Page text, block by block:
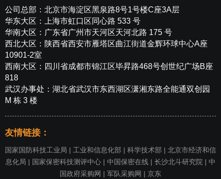
公司总部：北京市海淀区黑泉路8号1号楼C座3A层
华东大区：上海市虹口区同心路 533 号
华南大区：广东省广州市天河区天河北路 175 号
西北大区：陕西省西安市雁塔区曲江街道金辉环球中心A座
10901-2室
西南大区：四川省成都市锦江区毕昇路468号创世纪广场B座
818
武汉办事处：湖北省武汉市东西湖区潇湘东路全能通双创园
M 栋 3 楼
友情链接：
国家国防科技工业局 | 工业和信息化部 | 科学技术部 | 北京市经济和信
息化局 | 国家保密科技测评中心 | 中国保密在线 | 长沙北斗研究院 | 中
国政府采购网 | 军队采购网 | 京东